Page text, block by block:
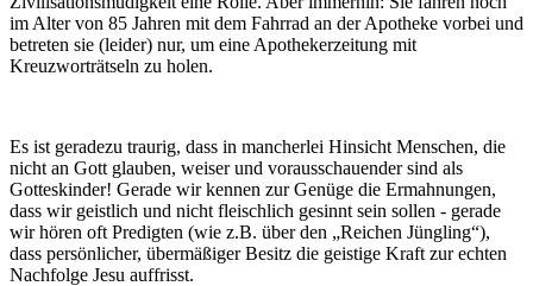
im Alter von 85 Jahren mit dem Fahrrad an der Apotheke vorbei und
betreten sie (leider) nur, um eine Apothekerzeitung mit
Kreuzworträtseln zu holen.
Es ist geradezu traurig, dass in mancherlei Hinsicht Menschen, die
nicht an Gott glauben, weiser und vorausschauender sind als
Gotteskinder! Gerade wir kennen zur Genüge die Ermahnungen,
dass wir geistlich und nicht fleischlich gesinnt sein sollen - gerade
wir hören oft Predigten (wie z.B. über den „Reichen Jüngling“),
dass persönlicher, übermäßiger Besitz die geistige Kraft zur echten
Nachfolge Jesu auffrisst.